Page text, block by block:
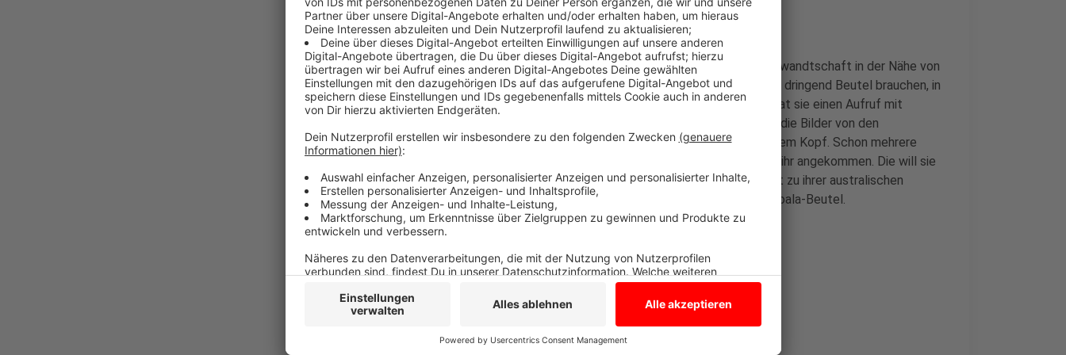
Anzeige
Gertje Forlong betreibt ein Stoffgeschäft in Mülheim und hat Verwandtschaft in der Nähe von
Melbourne. Deshalb weiß sie, dass die Tierrettungsstationen dort dringend Beutel brauchen, in
die sich gerettete Tierbabys verkriechen können. Bei Facebook hat sie einen Aufruf mit
Nähanleitung für die Beutel gepostet. Denn Gertje Forlong kriegt die Bilder von den
Waldbränden und verkohlten Tieren in Australien nicht mehr aus dem Kopf. Schon mehrere
hundert Beutel aus allen Ecken Deutschlands sind inzwischen bei ihr angekommen. Die will sie
Ende Januar in Kisten und Koffern nach Australien schicken, direkt zu ihrer australischen
Cousine. Noch bis zum 25. Januar sammelt sie die Känguru- und Koala-Beutel.
Anzeige